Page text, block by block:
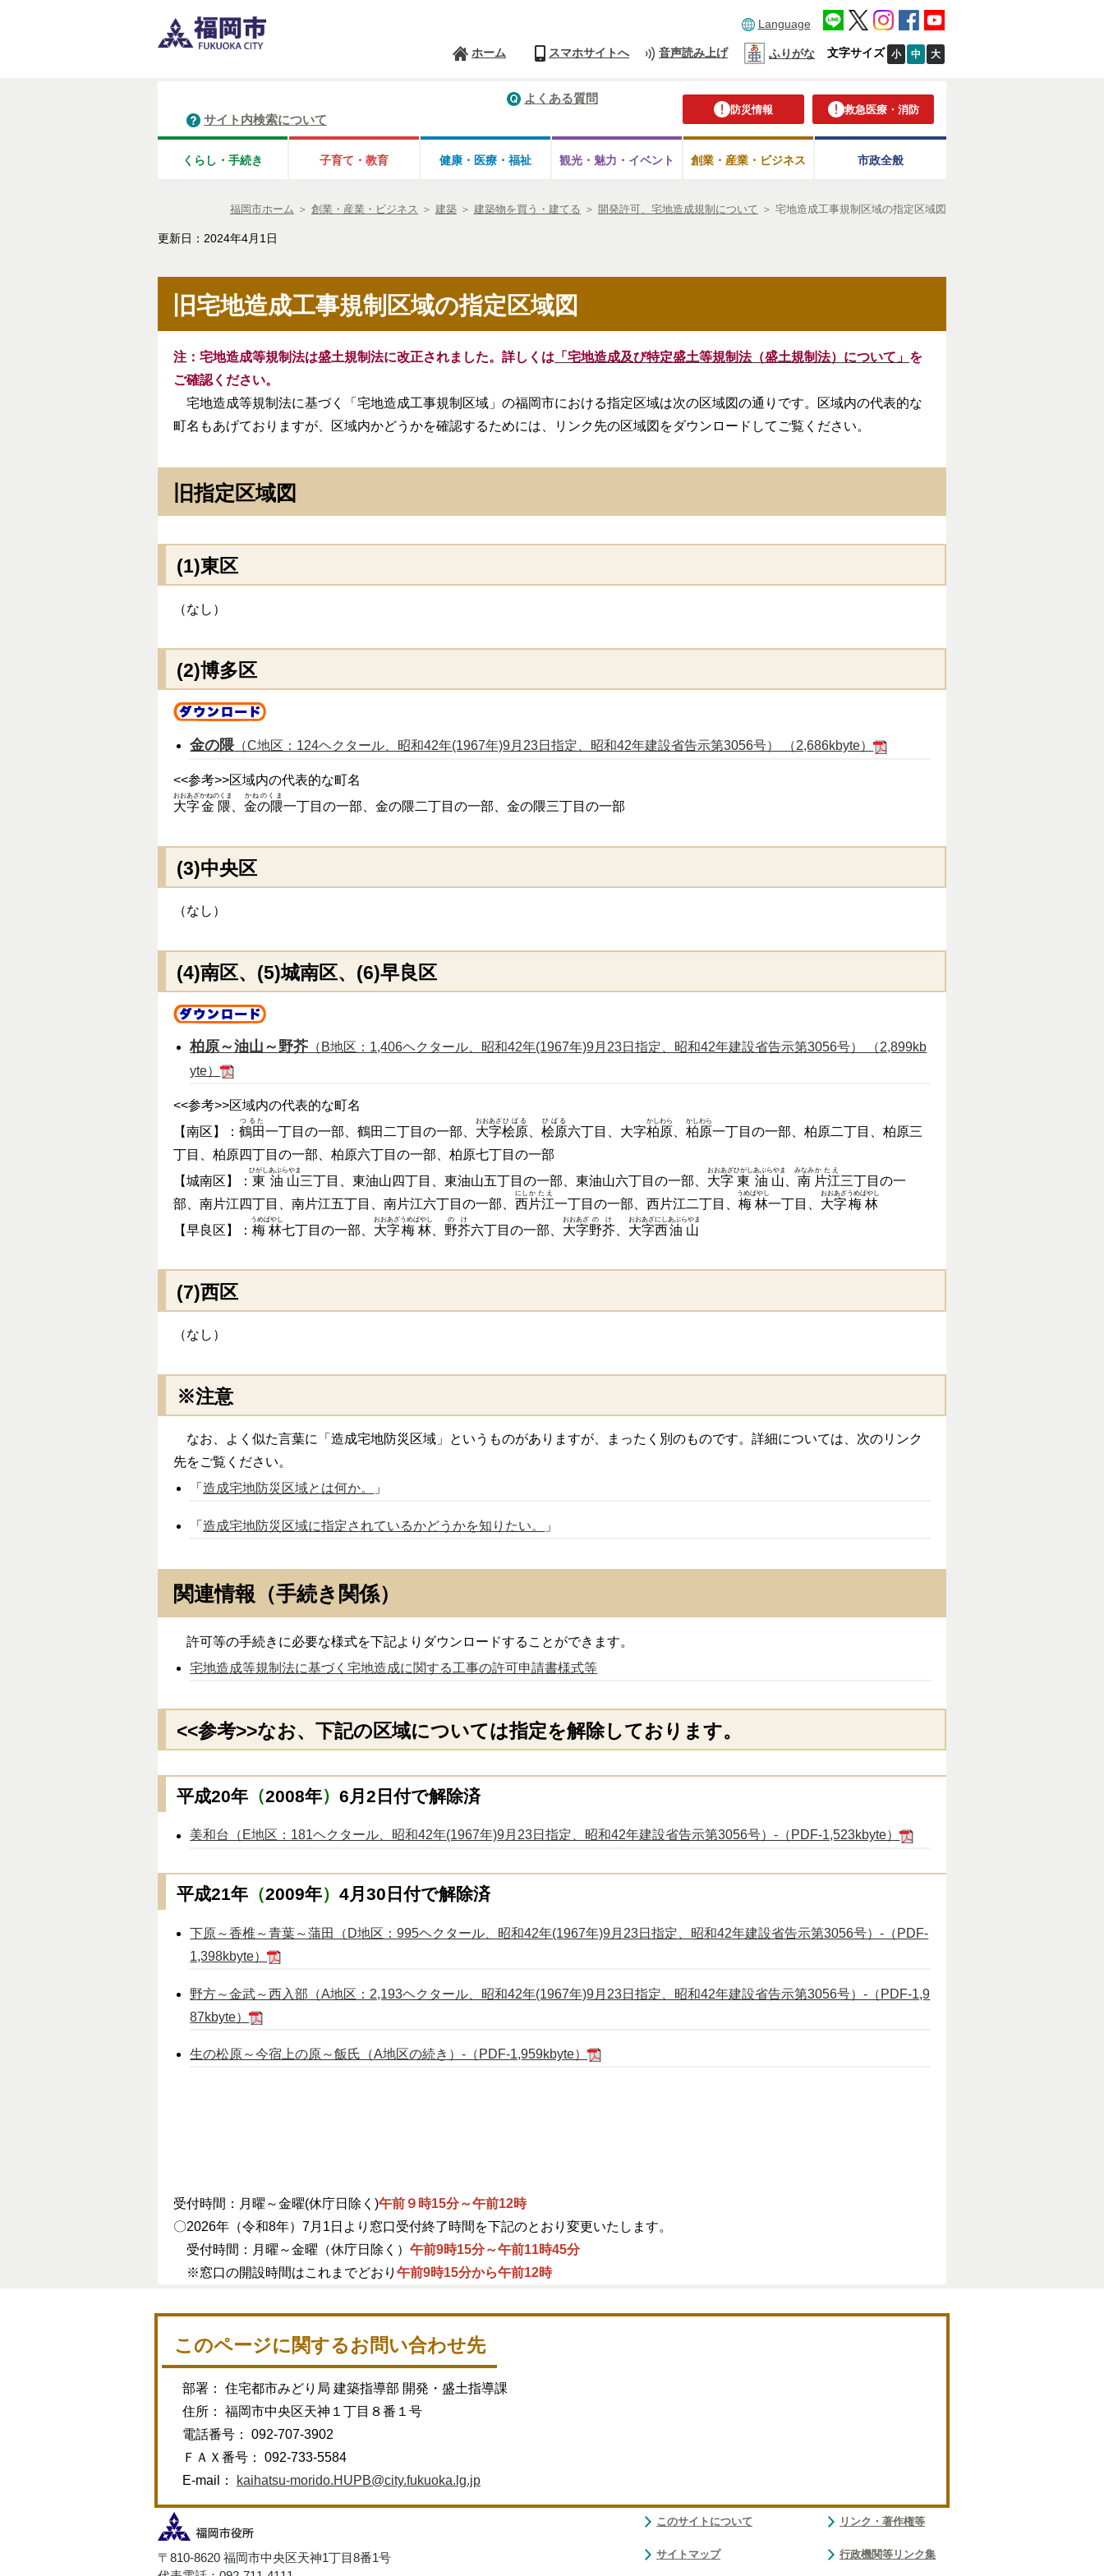
Language
ホーム スマホサイトへ 音声読み上げ ふりがな 文字サイズ 小 中 大
防災情報 救急医療・消防
よくある質問
サイト内検索について
くらし・手続き 子育て・教育 健康・医療・ 福祉 観光・魅力・ イベント 創業・産業・ビジネス 市政全般
福岡市ホーム ＞ 創業・産業・ビジネス ＞ 建築 ＞ 建築物を買う・建てる ＞ 開発許可、宅地造成規制について ＞ 宅地造成工事規制区域の指定区域図
更新日：2024年4月1日
旧宅地造成工事規制区域の指定区域図
注：宅地造成等規制法は盛土規制法に改正されました。詳しくは 「宅地造成及び特定盛土等規制法（盛土規制法）について」 を
ご確認ください。
宅地造成等規制法に基づく「宅地造成工事規制区域」の福岡市における指定区域は次の区域図の通りです。区域内の代表的な
町名もあげておりますが、区域内かどうかを確認するためには、リンク先の区域図をダウンロードしてご覧ください。
旧指定区域図
(1)東区
（なし）
(2)博多区
金の隈（C地区：124ヘクタール、昭和42年(1967年)9月23日指定、昭和42年建設省告示第3056号） （2,686kbyte）
<<参考>>区域内の代表的な町名
大字
おおあざ
金隈
かねのくま
、金の隈
かねのくま
一丁目の一部、金の隈二丁目の一部、金の隈三丁目の一部
(3)中央区
（なし）
(4)南区、(5)城南区、(6)早良区
柏原～油山～野芥 （B地区：1,406ヘクタール、昭和42年(1967年)9月23日指定、昭和42年建設省告示第3056号） （2,899kb
yte）
<<参考>>区域内の代表的な町名
【南区】：鶴田
つるた
一丁目の一部、鶴田二丁目の一部、 大字
おおあざ
桧原
ひばる
、桧原
ひばる
六丁目、大字柏原
かしわら
、柏原
かしわら
一丁目の一部、柏原二丁目、柏原三
丁目、柏原四丁目の一部、柏原六丁目の一部、柏原七丁目の一部
【城南区】：東
ひがし
油山
あぶらやま
三丁目、東油山四丁目、東油山五丁目の一部、東油山六丁目の一部、 大字
おおあざ
東
ひがし
油山
あぶらやま
、南
みなみ
片江
かたえ
三丁目の一
部、南片江四丁目、南片江五丁目、南片江六丁目の一部、西
にし
片江
かたえ
一丁目の一部、西片江二丁目、梅林
うめばやし
一丁目、 大字
おおあざ
梅林
うめばやし
【早良区】：梅林
うめばやし
七丁目の一部、 大字
おおあざ
梅林
うめばやし
野芥
のけ
六丁目の一部、 大字
おおあざ
野芥
のけ
大字
おおあざ
西
にし
油山
あぶらやま
(7)西区
（なし）
※注意
なお、よく似た言葉に「造成宅地防災区域」というものがありますが、まったく別のものです。詳細については、次のリンク
先をご覧ください。
「造成宅地防災区域とは何か。 」
「造成宅地防災区域に指定されているかどうかを知りたい。 」
関連情報（手続き関係）
許可等の手続きに必要な様式を下記よりダウンロードすることができます。
宅地造成等規制法に基づく宅地造成に関する工事の許可申請書様式等
<<参考>>なお、下記の区域については指定を解除しております。
平成20年 （2008年）6月2日付で解除済
美和台（E地区：181ヘクタール、昭和42年(1967年)9月23日指定、昭和42年建設省告示第3056号）-（PDF-1,523kbyte）
平成21年 （2009年）4月30日付で解除済
下原～香椎～青葉～蒲田（D地区：995ヘクタール、昭和42年(1967年)9月23日指定、昭和42年建設省告示第3056号）-（PDF-
1,398kbyte）
野方～金武～西入部（A地区：2,193ヘクタール、昭和42年(1967年)9月23日指定、昭和42年建設省告示第3056号）-（PDF-1,9
87kbyte）
生の松原～今宿上の原～飯氏（A地区の続き）-（PDF-1,959kbyte）
受付時間：月曜～金曜(休庁日除く)午前９時15分～午前12時
〇2026年（令和8年）7月1日より窓口受付終了時間を下記のとおり変更いたします。
受付時間：月曜～金曜（休庁日除く）午前9時15分～午前11時45分
※窓口の開設時間はこれまでどおり午前9時15分から午前12時
このページに関するお問い合わせ先
部署： 住宅都市みどり局 建築指導部 開発・盛土指導課
住所： 福岡市中央区天神１丁目８番１号
電話番号： 092-707-3902
ＦＡＸ番号： 092-733-5584
E-mail：
kaihatsu-morido.HUPB@city.fukuoka.lg.jp
〒810-8620 福岡市中央区天神1丁目8番1号
このサイトについて
サイトマップ
リンク・著作権等
行政機関等リンク集